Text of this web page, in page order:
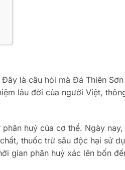
là câu hỏi mà Đá Thiên
lâu đời của người Việt,
huỷ của cơ thể. Ngày
thuốc trừ sâu độc hại sử
gian phân huỷ xác lên bốn